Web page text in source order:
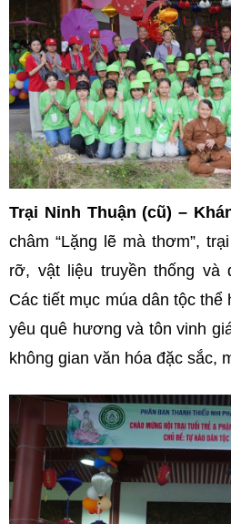
Trại Ninh Thuận (cũ) –
châm “Lặng lẽ mà thơm”,
rỡ, vật liệu truyền thống và
Các tiết mục múa dân tộc thể
yêu quê hương và tôn vinh
không gian văn hóa đặc sắc,